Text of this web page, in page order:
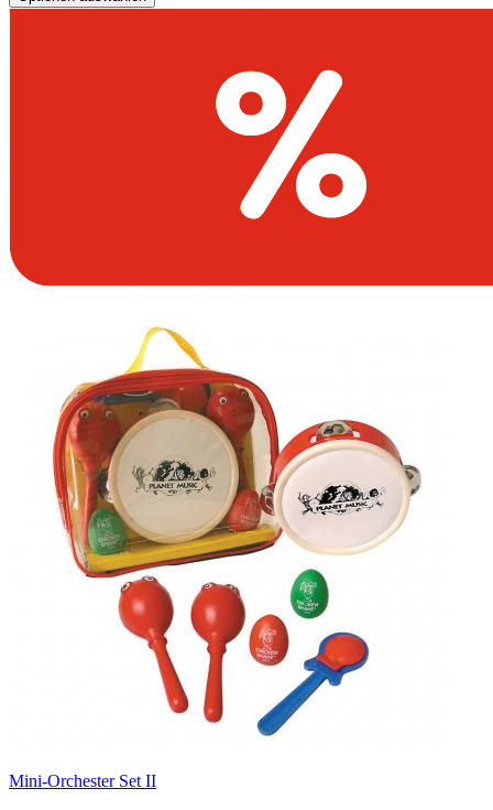
Mini-Orchester Set II